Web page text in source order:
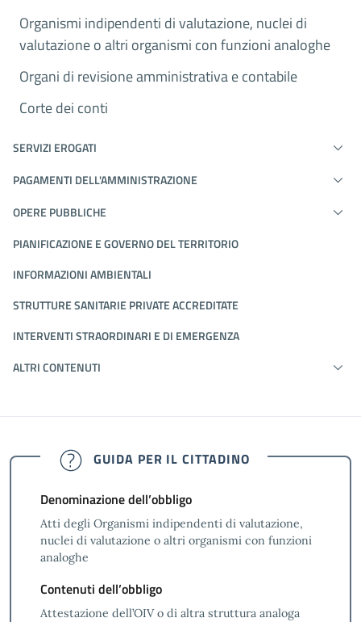
Organismi indipendenti di valutazione, nuclei di
valutazione o altri organismi con funzioni analoghe
Organi di revisione amministrativa e contabile
Corte dei conti
SERVIZI EROGATI
PAGAMENTI DELL'AMMINISTRAZIONE
OPERE PUBBLICHE
PIANIFICAZIONE E GOVERNO DEL TERRITORIO
INFORMAZIONI AMBIENTALI
STRUTTURE SANITARIE PRIVATE ACCREDITATE
INTERVENTI STRAORDINARI E DI EMERGENZA
ALTRI CONTENUTI
GUIDA PER IL CITTADINO
Denominazione dell’obbligo
Atti degli Organismi indipendenti di valutazione,
nuclei di valutazione o altri organismi con funzioni
analoghe
Contenuti dell’obbligo
Attestazione dell’OIV o di altra struttura analoga